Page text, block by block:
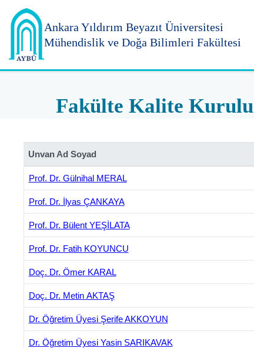
Ankara Yıldırım Beyazıt Üniversitesi
Mühendislik ve Doğa Bilimleri Fakültesi
Fakülte Kalite Kurulu
Unvan Ad Soyad
Prof. Dr. Gülnihal MERAL
Prof. Dr. İlyas ÇANKAYA
Prof. Dr. Bülent YEŞİLATA
Prof. Dr. Fatih KOYUNCU
Doç. Dr. Ömer KARAL
Doç. Dr. Metin AKTAŞ
Dr. Öğretim Üyesi Şerife AKKOYUN
Dr. Öğretim Üyesi Yasin SARIKAVAK